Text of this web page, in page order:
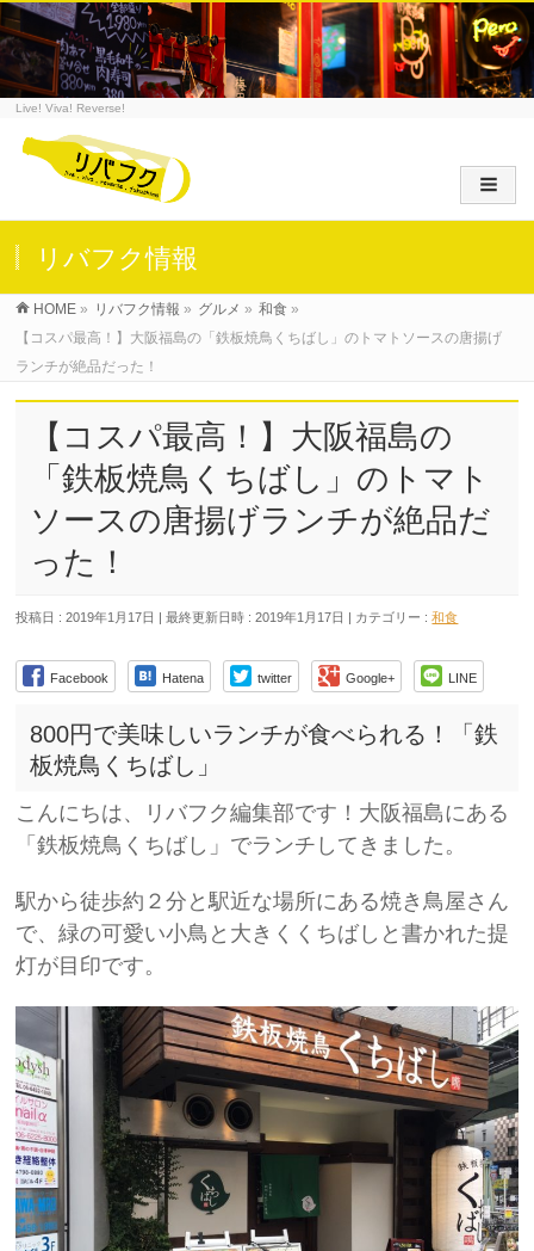
Live! Viva! Reverse!
リバフク情報
HOME » リバフク情報 » グルメ » 和食 »
【コスパ最高！】大阪福島の「鉄板焼鳥くちばし」のトマトソースの唐揚げ
ランチが絶品だった！
【コスパ最高！】大阪福島の
「鉄板焼鳥くちばし」のトマト
ソースの唐揚げランチが絶品だ
った！
投稿日 : 2019年1月17日 最終更新日時 : 2019年1月17日 カテゴリー :和食
Facebook Hatena twitter Google+ LINE
800円で美味しいランチが食べられる！「鉄
板焼鳥くちばし」
こんにちは、リバフク編集部です！大阪福島にある
「鉄板焼鳥くちばし」でランチしてきました。
駅から徒歩約２分と駅近な場所にある焼き鳥屋さん
で、緑の可愛い小鳥と大きくくちばしと書かれた提
灯が目印です。